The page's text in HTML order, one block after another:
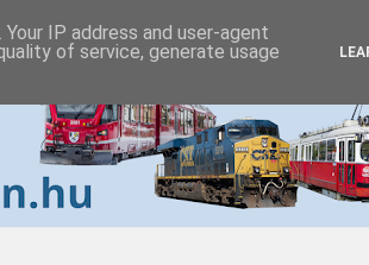
IP address and user-agent
of service, generate usage